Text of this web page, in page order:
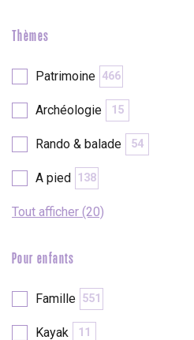
Thèmes
Patrimoine 466
Archéologie 15
Rando & balade 54
A pied 138
Tout afficher (20)
Pour enfants
Famille 551
Kayak 11